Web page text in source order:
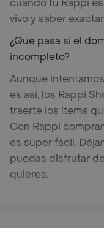
cuando tu Rappi
vivo y saber
¿Qué pasa si el
incompleto?
Aunque
es así, los Rappi
traerte los ítems
Con Rappi
es súper fácil.
puedas disfrutar
quieres.